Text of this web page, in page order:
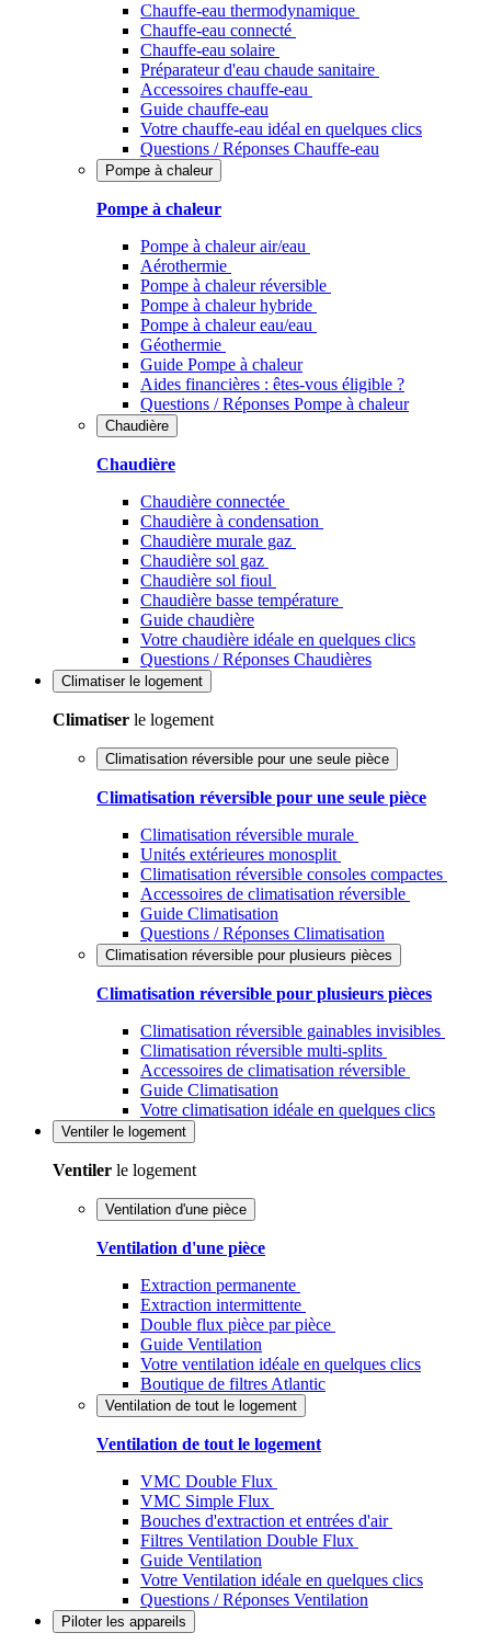
Chauffe-eau thermodynamique
Chauffe-eau connecté
Chauffe-eau solaire
Préparateur d'eau chaude sanitaire
Accessoires chauffe-eau
Guide chauffe-eau
Votre chauffe-eau idéal en quelques clics
Questions / Réponses Chauffe-eau
Pompe à chaleur
Pompe à chaleur
Pompe à chaleur air/eau
Aérothermie
Pompe à chaleur réversible
Pompe à chaleur hybride
Pompe à chaleur​ eau/eau
Géothermie
Guide Pompe à chaleur
Aides financières : êtes-vous éligible ?
Questions / Réponses Pompe à chaleur
Chaudière
Chaudière
Chaudière connectée
Chaudière à condensation
Chaudière murale gaz
Chaudière sol gaz
Chaudière sol fioul
Chaudière basse température
Guide chaudière
Votre chaudière idéale en quelques clics
Questions / Réponses Chaudières
Climatiser le logement
Climatiser le logement
Climatisation réversible pour une seule pièce
Climatisation réversible pour une seule pièce
Climatisation réversible murale
Unités extérieures monosplit
Climatisation réversible consoles compactes
Accessoires de climatisation réversible
Guide Climatisation
Questions / Réponses Climatisation
Climatisation réversible pour plusieurs pièces
Climatisation réversible pour plusieurs pièces
Climatisation réversible gainables invisibles
Climatisation réversible multi-splits
Accessoires de climatisation réversible
Guide Climatisation
Votre climatisation idéale en quelques clics
Ventiler le logement
Ventiler le logement
Ventilation d'une pièce
Ventilation d'une pièce
Extraction permanente
Extraction intermittente
Double flux pièce par pièce
Guide Ventilation
Votre ventilation idéale en quelques clics
Boutique de filtres Atlantic
Ventilation de tout le logement
Ventilation de tout le logement
VMC Double Flux
VMC Simple Flux
Bouches d'extraction et entrées d'air
Filtres Ventilation Double Flux
Guide Ventilation
Votre Ventilation idéale en quelques clics
Questions / Réponses Ventilation
Piloter les appareils